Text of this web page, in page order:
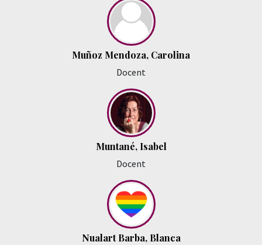
Muñoz Mendoza, Carolina
Docent
Muntané, Isabel
Docent
Nualart Barba, Blanca